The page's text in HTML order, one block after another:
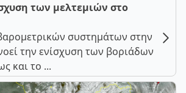
των μελτεμιών στο
συστημάτων στην
την ενίσχυση των βοριάδων
και το ...